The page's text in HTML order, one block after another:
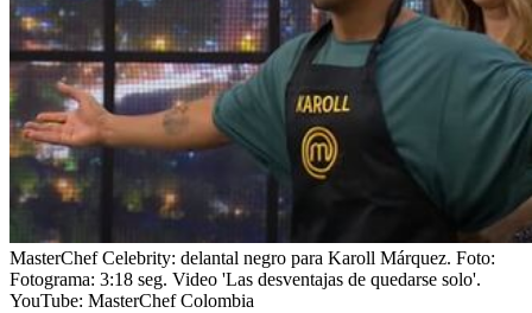
MasterChef Celebrity: delantal negro para Karoll Márquez. Foto:
Fotograma: 3:18 seg. Video 'Las desventajas de quedarse solo'.
YouTube: MasterChef Colombia